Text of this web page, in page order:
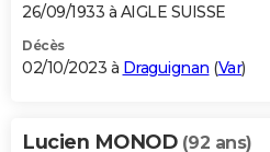
26/09/1933 à AIGLE SUISSE
Décès
02/10/2023 à Draguignan (Var)
Lucien MONOD (92 ans)